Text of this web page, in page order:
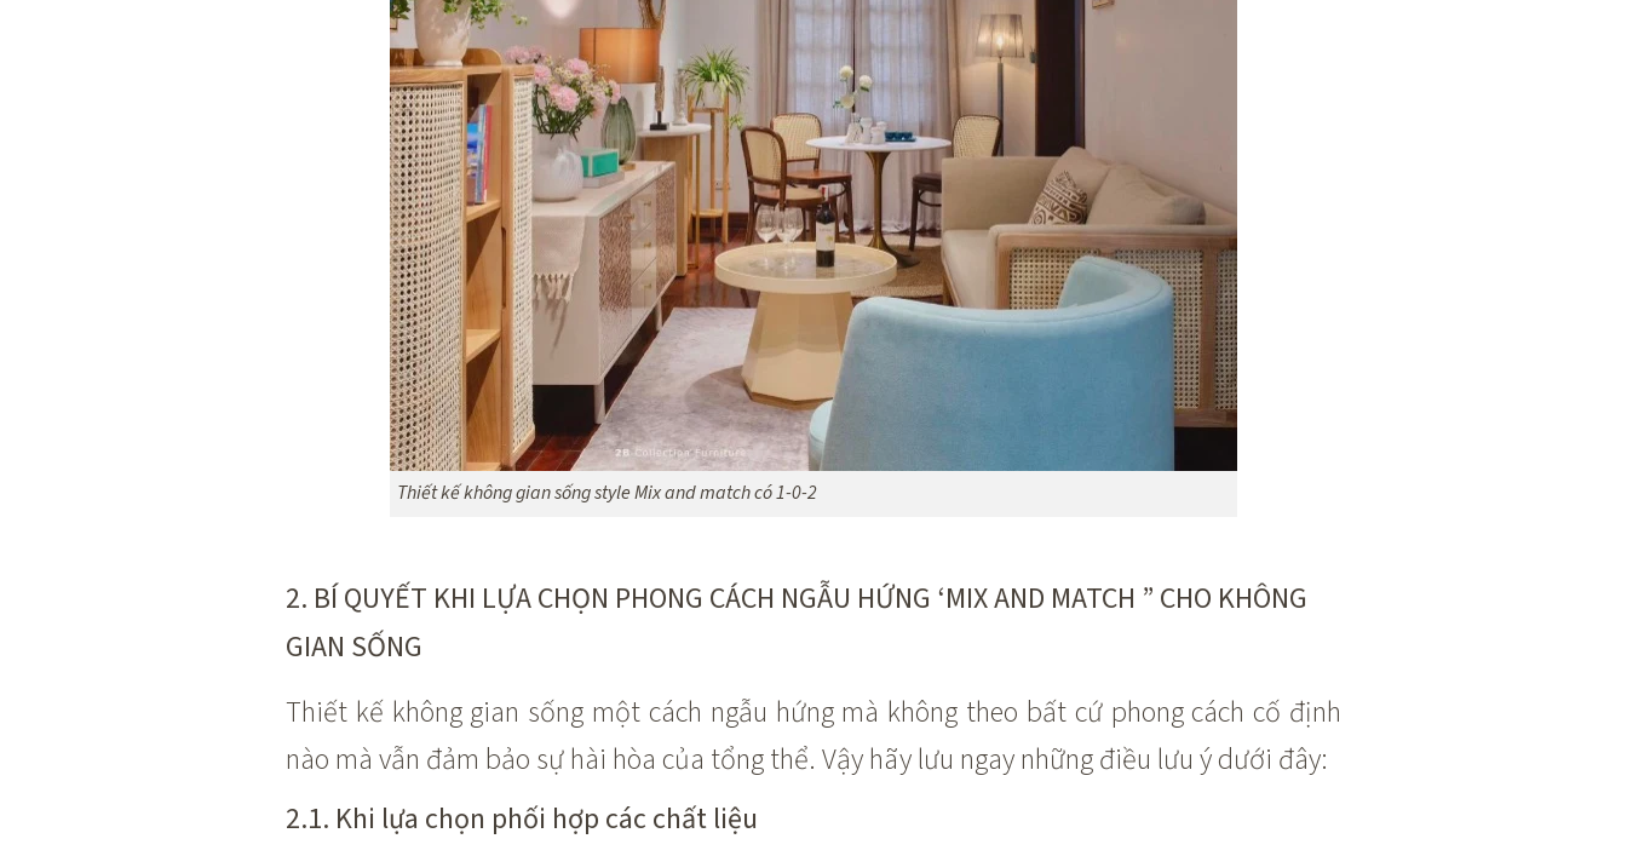
Thiết kế không gian sống style Mix and match có 1-0-2
2. BÍ QUYẾT KHI LỰA CHỌN PHONG CÁCH NGẪU HỨNG ‘MIX AND MATCH ” CHO KHÔNG
GIAN SỐNG
Thiết kế không gian sống một cách ngẫu hứng mà không theo bất cứ phong cách cố định
nào mà vẫn đảm bảo sự hài hòa của tổng thể. Vậy hãy lưu ngay những điều lưu ý dưới đây:
2.1. Khi lựa chọn phối hợp các chất liệu